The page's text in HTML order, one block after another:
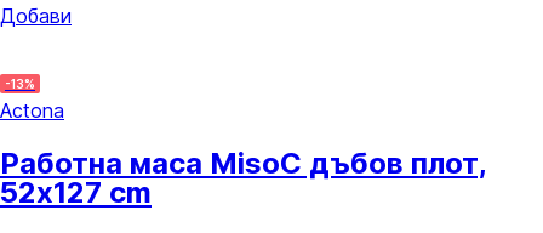
Добави
-13%
Actona
Работна маса MisoС дъбов плот,
52x127 cm